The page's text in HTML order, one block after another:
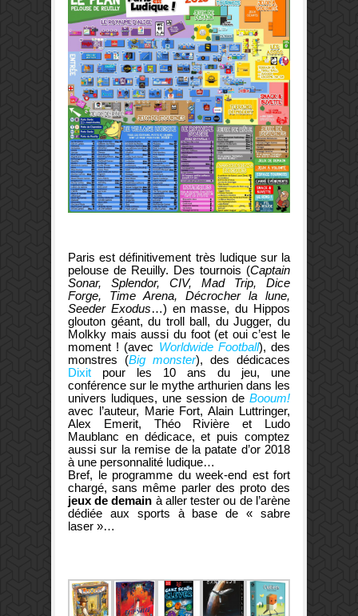
Paris est définitivement très ludique sur la
pelouse de Reuilly. Des tournois (Captain
Sonar, Splendor, CIV, Mad Trip, Dice
Forge, Time Arena, Décrocher la lune,
Seeder Exodus…) en masse, du Hippos
glouton géant, du troll ball, du Jugger, du
Molkky mais aussi du foot (et oui c’est le
moment ! (avec Worldwide Football), des
monstres (Big monster), des dédicaces
Dixit pour les 10 ans du jeu, une
conférence sur le mythe arthurien dans les
univers ludiques, une session de Booum!
avec l’auteur, Marie Fort, Alain Luttringer,
Alex Emerit, Théo Rivière et Ludo
Maublanc en dédicace, et puis comptez
aussi sur la remise de la patate d’or 2018
à une personnalité ludique…
Bref, le programme du week-end est fort
chargé, sans même parler des proto des
jeux de demain à aller tester ou de l’arène
dédiée aux sports à base de « sabre
laser »…